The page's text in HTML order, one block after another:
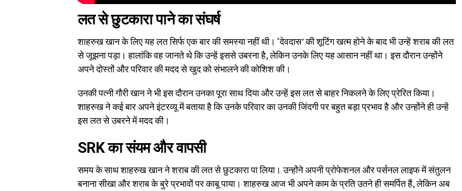
लत से छुटकारा पाने का संघर्ष
शाहरुख खान के लिए यह लत सिर्फ एक बार की समस्या नहीं थी। ‘देवदास’ की शूटिंग खत्म होने के बाद भी उन्हें शराब की लत
से जूझना पड़ा। हालांकि वह जानते थे कि उन्हें इससे उबरना है, लेकिन उनके लिए यह आसान नहीं था। इस दौरान उन्होंने
अपने दोस्तों और परिवार की मदद से खुद को संभालने की कोशिश की।
उनकी पत्नी गौरी खान ने भी इस दौरान उनका पूरा साथ दिया और उन्हें इस लत से बाहर निकलने के लिए प्रेरित किया।
शाहरुख ने कई बार अपने इंटरव्यू में बताया है कि उनके परिवार का उनकी जिंदगी पर बहुत बड़ा प्रभाव है और उन्होंने ही उन्हें
इस लत से उबरने में मदद की।
SRK का संयम और वापसी
समय के साथ शाहरुख खान ने शराब की लत से छुटकारा पा लिया। उन्होंने अपनी प्रोफेशनल और पर्सनल लाइफ में संतुलन
बनाना सीखा और शराब के बुरे प्रभावों पर काबू पाया। शाहरुख आज भी अपने काम के प्रति उतने ही समर्पित हैं, लेकिन अब